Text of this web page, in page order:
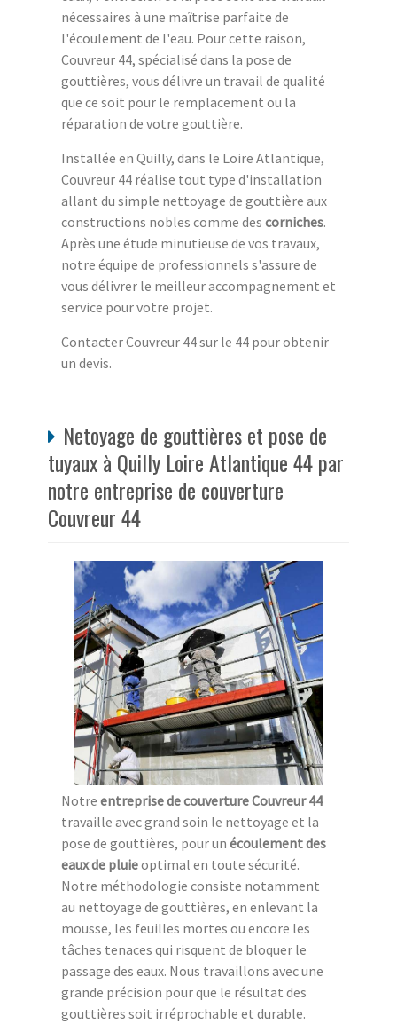
nécessaires à une maîtrise parfaite de
l'écoulement de l'eau. Pour cette raison,
Couvreur 44, spécialisé dans la pose de
gouttières, vous délivre un travail de qualité
que ce soit pour le remplacement ou la
réparation de votre gouttière.
Installée en Quilly, dans le Loire Atlantique,
Couvreur 44 réalise tout type d'installation
allant du simple nettoyage de gouttière aux
constructions nobles comme des corniches.
Après une étude minutieuse de vos travaux,
notre équipe de professionnels s'assure de
vous délivrer le meilleur accompagnement et
service pour votre projet.
Contacter Couvreur 44 sur le 44 pour obtenir
un devis.
Netoyage de gouttières et pose de
tuyaux à Quilly Loire Atlantique 44 par
notre entreprise de couverture
Couvreur 44
Notre entreprise de couverture Couvreur 44
travaille avec grand soin le nettoyage et la
pose de gouttières, pour un écoulement des
eaux de pluieoptimal en toute sécurité.
Notre méthodologie consiste notamment
au nettoyage de gouttières, en enlevant la
mousse, les feuilles mortes ou encore les
tâches tenaces qui risquent de bloquer le
passage des eaux. Nous travaillons avec une
grande précision pour que le résultat des
gouttières soit irréprochable et durable.